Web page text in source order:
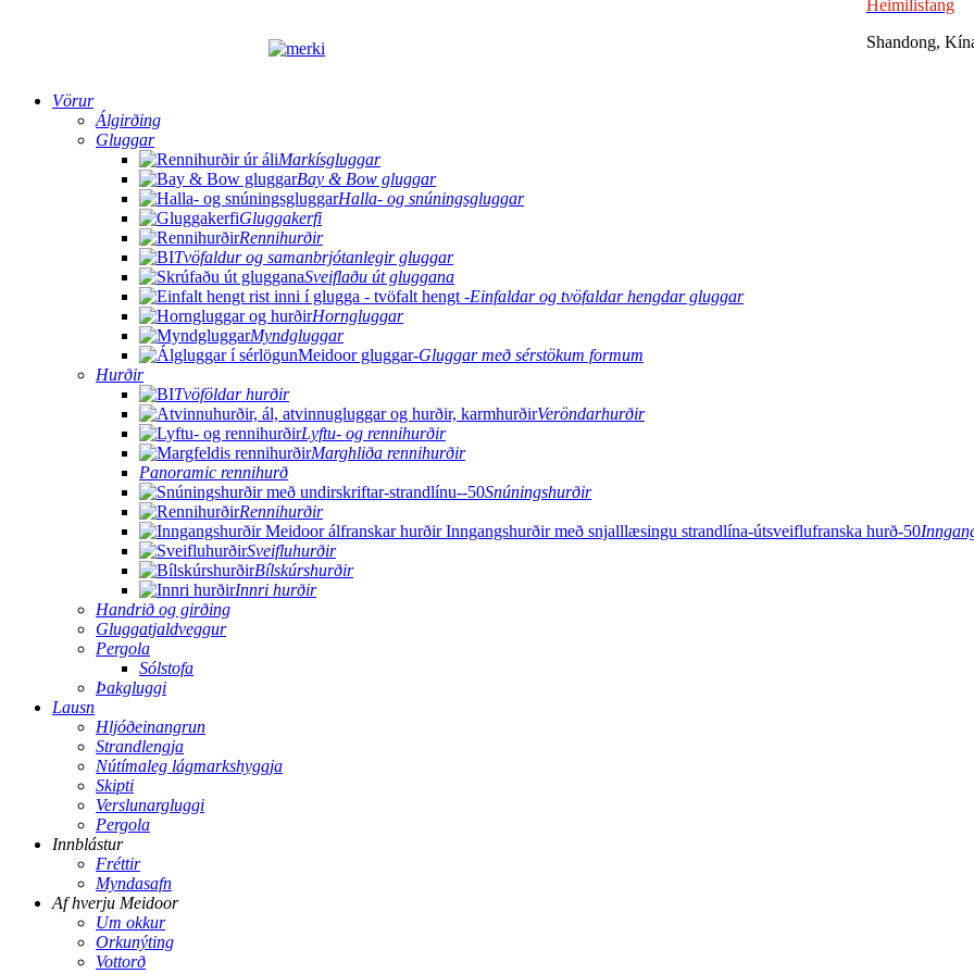
Heimilisfang
Shandong,
Vörur
Álgirðing
Gluggar
Markísgluggar
Bay & Bow gluggar
Halla- og snúningsgluggar
Gluggakerfi
Rennihurðir
Tvöfaldur og samanbrjótanlegir gluggar
Sveiflaðu út gluggana
Einfaldar og tvöfaldar hengdar gluggar
Horngluggar
Myndgluggar
Gluggar með sérstökum formum
Hurðir
Tvöföldar hurðir
Veröndarhurðir
Lyftu- og rennihurðir
Marghliða rennihurðir
Panoramic rennihurð
Snúningshurðir
Rennihurðir
Sveifluhurðir
Bílskúrshurðir
Innri hurðir
Handrið og girðing
Gluggatjaldveggur
Pergola
Sólstofa
Þakgluggi
Lausn
Hljóðeinangrun
Strandlengja
Nútímaleg lágmarkshyggja
Skipti
Verslunargluggi
Pergola
Innblástur
Fréttir
Myndasafn
Af hverju Meidoor
Um okkur
Orkunýting
Vottorð